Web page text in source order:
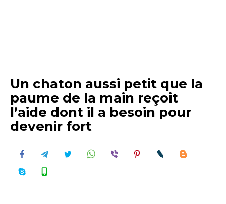
Un chaton aussi petit que la
paume de la main reçoit
l’aide dont il a besoin pour
devenir fort